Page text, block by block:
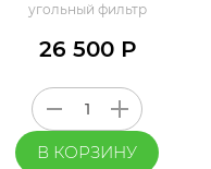
угольный фильтр
26 500 Р
В КОРЗИНУ